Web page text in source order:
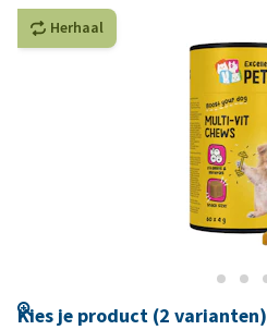
Herhaal
Kies je product (2 varianten)